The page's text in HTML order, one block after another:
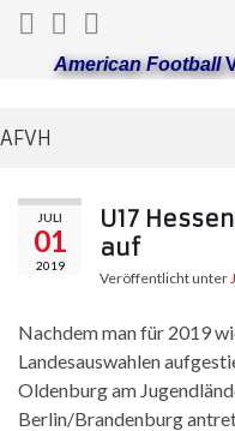
American Football
AFVH
JULI
01
2019
U17
auf
Veröffentlicht unter
Nachdem man für 2019
Landesauswahlen
Oldenburg am
Berlin/Brandenburg